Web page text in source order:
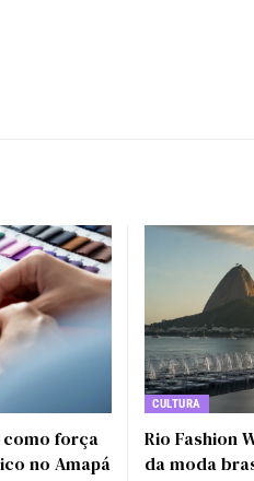
como força
no Amapá
CULTURA
Rio Fashion
da moda